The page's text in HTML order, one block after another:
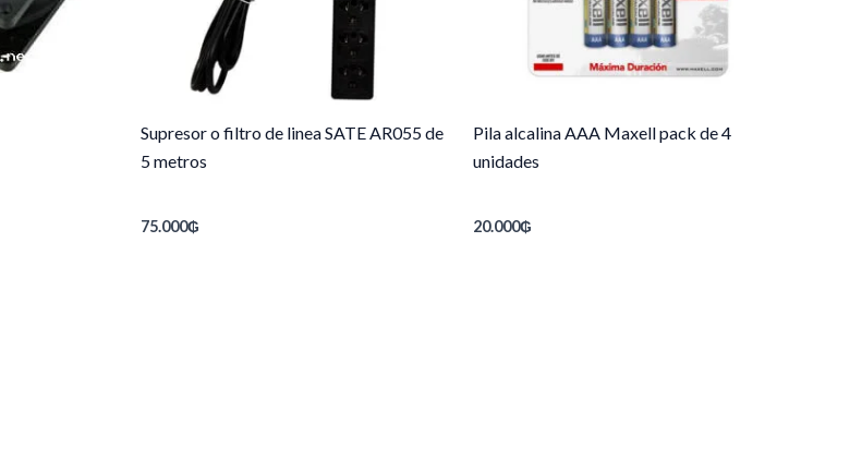
Supresor o filtro de linea SATE AR055 de
5 metros
75.000₲
Pila alcalina AAA Maxell pack de 4
unidades
20.000₲